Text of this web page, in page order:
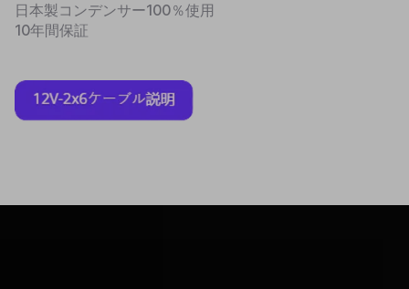
日本製コンデンサー100％使用
10年間保証